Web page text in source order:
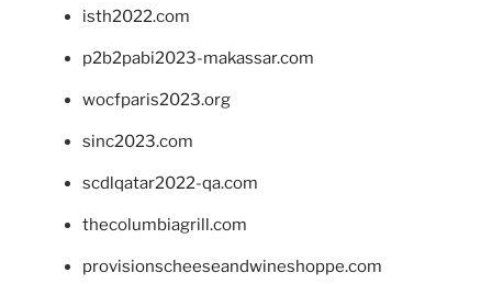
isth2022.com
p2b2pabi2023-makassar.com
wocfparis2023.org
sinc2023.com
scdlqatar2022-qa.com
thecolumbiagrill.com
provisionscheeseandwineshoppe.com